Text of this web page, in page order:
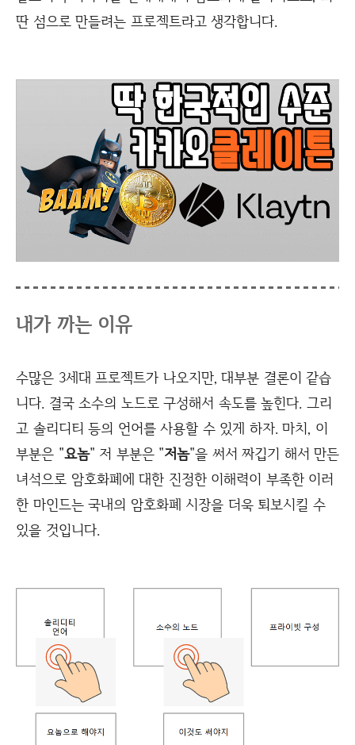
딴 섬으로 만들려는 프로젝트라고 생각합니다.
내가 까는 이유
수많은 3세대 프로젝트가 나오지만, 대부분 결론이 같습
니다. 결국 소수의 노드로 구성해서 속도를 높힌다. 그리
고 솔리디티 등의 언어를 사용할 수 있게 하자. 마치, 이
부분은 "요놈" 저 부분은 "저놈"을 써서 짜깁기 해서 만든
녀석으로 암호화폐에 대한 진정한 이해력이 부족한 이러
한 마인드는 국내의 암호화폐 시장을 더욱 퇴보시킬 수
있을 것입니다.